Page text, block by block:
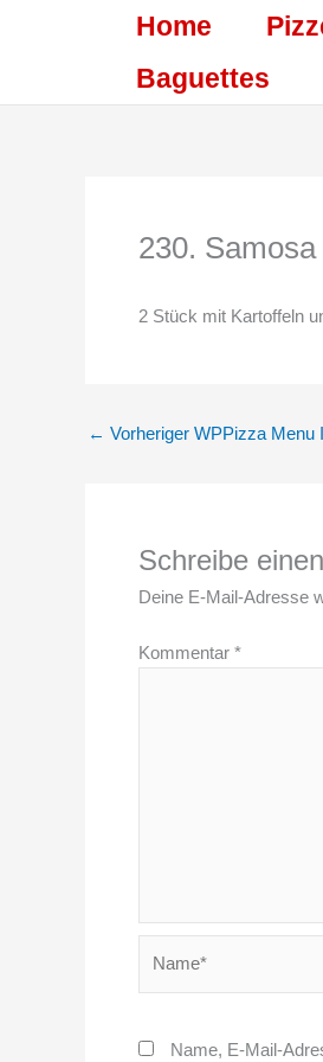
Home
Baguettes
230. Samosa
2 Stück mit Kartoffeln
← Vorheriger WPPizza Menu
Schreibe
Deine E-Mail-Adresse
Kommentar *
Name, E-Mail-